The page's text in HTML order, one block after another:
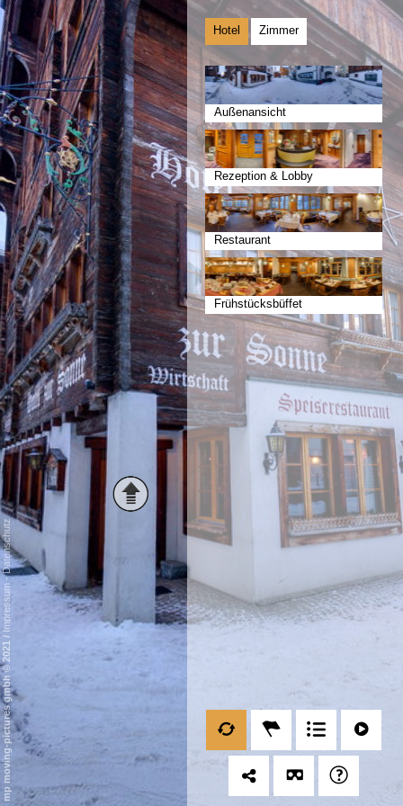
Hotel Zimmer
Außenansicht
Rezeption & Lobby
Restaurant
Frühstücksbüffet
mp moving-pictures gmbh © 2021
/
Impressum
-
Datenschutz